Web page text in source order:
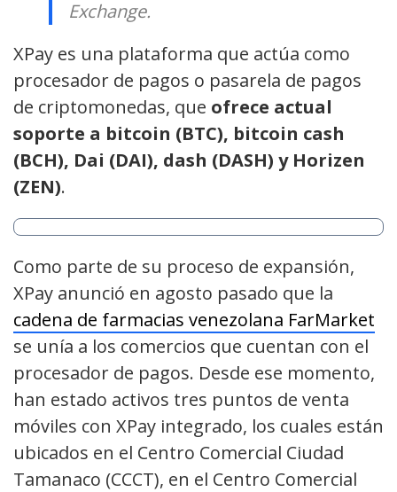
Exchange.
XPay es una plataforma que actúa como
procesador de pagos o pasarela de pagos
de criptomonedas, que ofrece actual
soporte a bitcoin (BTC), bitcoin cash
(BCH), Dai (DAI), dash (DASH) y Horizen
(ZEN).
Como parte de su proceso de expansión,
XPay anunció en agosto pasado que la
cadena de farmacias venezolana FarMarket
se unía a los comercios que cuentan con el
procesador de pagos. Desde ese momento,
han estado activos tres puntos de venta
móviles con XPay integrado, los cuales están
ubicados en el Centro Comercial Ciudad
Tamanaco (CCCT), en el Centro Comercial